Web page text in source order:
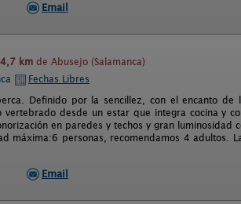
Email
km de Abusejo (Salamanca)
Fechas Libres
Definido por la sencillez, con el encanto de
desde un estar que integra cocina y
en paredes y techos y gran luminosidad
máxima:6 personas, recomendamos 4 adultos.
Email